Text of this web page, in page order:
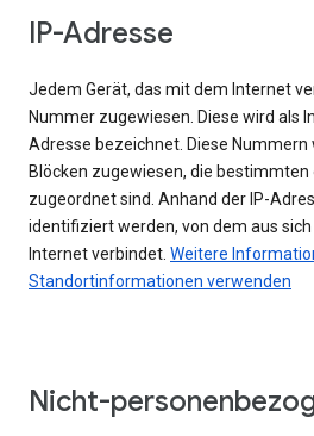
IP-Adresse
Jedem Gerät, das mit dem Internet
Nummer zugewiesen. Diese wird als
Adresse bezeichnet. Diese
Blöcken zugewiesen, die
zugeordnet sind. Anhand der IP-
identifiziert werden, von dem aus
Internet verbindet. Weitere
Standortinformationen verwenden
Nicht-